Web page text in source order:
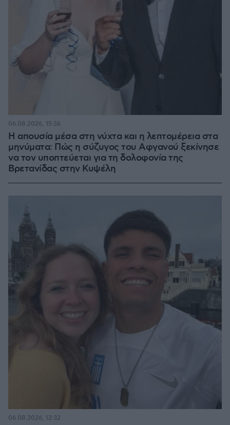
Η απουσία μέσα στη νύχτα και η λεπτομέρεια στα
μηνύματα: Πώς η σύζυγος του Αφγανού ξεκίνησε
να τον υποπτεύεται για τη δολοφονία της
Βρετανίδας στην Κυψέλη
06.08.2026, 15:36
06.08.2026, 12:32